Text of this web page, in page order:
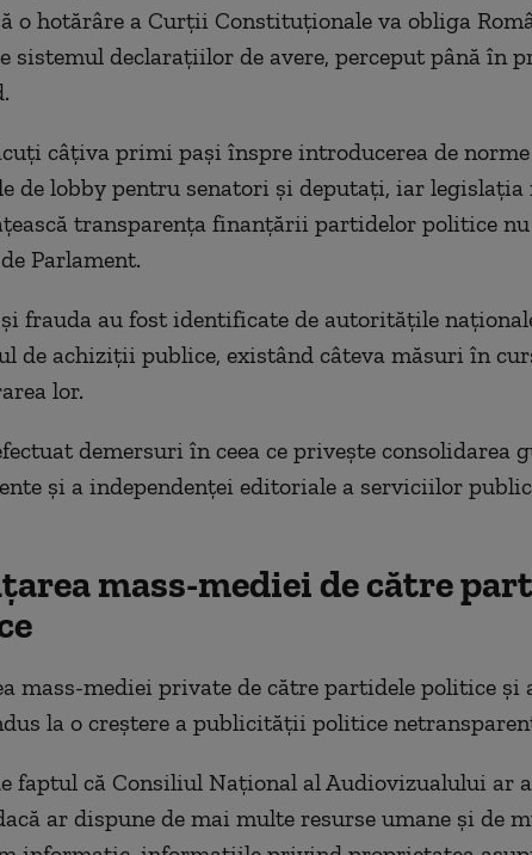
o hotărâre a Curții Constituționale va obliga
sistemul declarațiilor de avere, perceput până în
câțiva primi pași înspre introducerea de
de lobby pentru senatori și deputați, iar legislația
transparența finanțării partidelor politice
Parlament.
frauda au fost identificate de autoritățile
de achiziții publice, existând câteva măsuri în
lor.
demersuri în ceea ce privește consolidarea
și a independenței editoriale a serviciilor
mass-mediei de către
mass-mediei private de către partidele politice și
la o creștere a publicității politice
faptul că Consiliul Național al Audiovizualului ar
ar dispune de mai multe resurse umane și de